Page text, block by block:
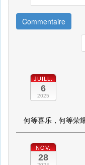
Commentaire
JUILL.
6
2025
何等喜乐，何等荣
NOV.
28